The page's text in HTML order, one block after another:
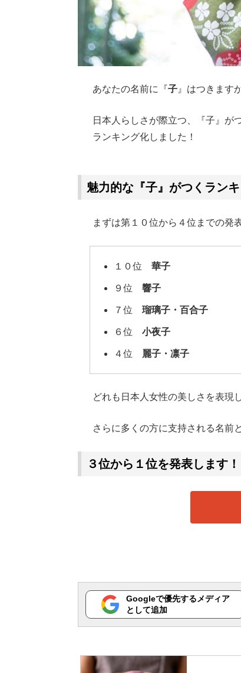
あなたの名前に『子 』はつきます
日本人らしさが際立つ、『子』が
ランキング化しました！
魅力的な『子』がつくラン
まずは第１０位から４位までの発
１０位 華子
９位響子
７位 瑠璃子・百合子
６位 小夜子
４位 麗子・凛子
どれも日本人女性の美しさを表現
さらに多くの方に支持される名前
３位から１位を発表します！
Googleで優先するメディア
として追加